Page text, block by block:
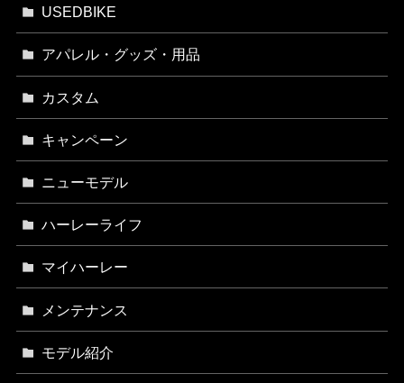
USEDBIKE
アパレル・グッズ・用品
カスタム
キャンペーン
ニューモデル
ハーレーライフ
マイハーレー
メンテナンス
モデル紹介